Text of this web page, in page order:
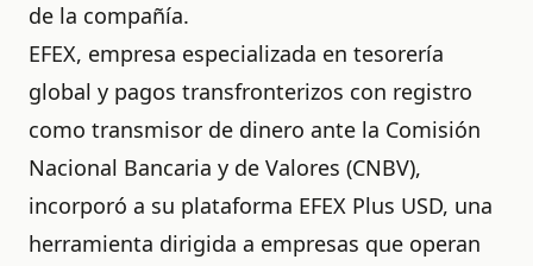
de la compañía.
EFEX, empresa especializada en tesorería
global y pagos transfronterizos con registro
como transmisor de dinero ante la Comisión
Nacional Bancaria y de Valores (CNBV),
incorporó a su plataforma EFEX Plus USD, una
herramienta dirigida a empresas que operan